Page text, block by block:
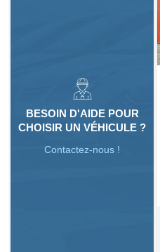
BESOIN D'AIDE POUR
CHOISIR UN VÉHICULE ?
Contactez-nous !